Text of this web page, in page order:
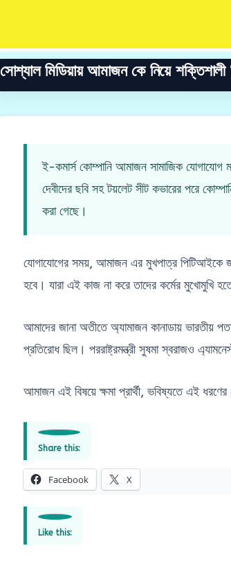
সোশ্যাল মিডিয়ায় আমাজন কে নিয়ে শক্তিশালী
ই-কমার্স কোম্পানি আমাজন সামাজিক যোগাযোগ
দেবীদের ছবি সহ টয়লেট সীট কভারের পরে
করা গেছে।
যোগাযোগের সময়, আমাজন এর মুখপাত্র পিটিআইকে
হবে। যারা এই কাজ না করে তাদের কর্মের মুখোমুখি
আমাদের জানা অতীতে অ্যামাজন কানাডায় ভারতীয়
প্রতিরোধ ছিল। পররাষ্ট্রমন্ত্রী সুষমা স্বরাজও
আমাজন এই বিষয়ে ক্ষমা প্রার্থী, ভবিষ্যতে এই
Share this:
Facebook X
Like this: